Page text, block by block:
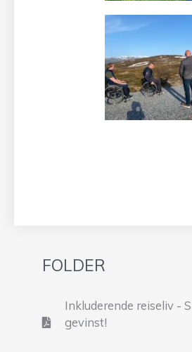
FOLDER
Inkluderende reiseliv -
gevinst!